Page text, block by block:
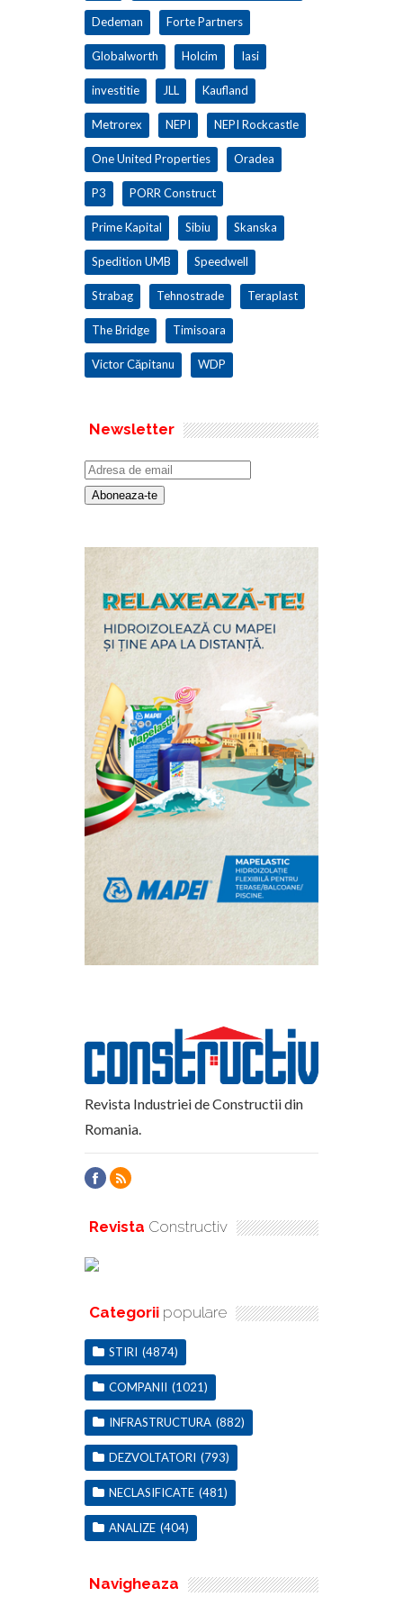
Dedeman Forte Partners
Globalworth Holcim Iasi
investitie JLL Kaufland
Metrorex NEPI NEPI Rockcastle
One United Properties Oradea
P3 PORR Construct
Prime Kapital Sibiu Skanska
Spedition UMB Speedwell
Strabag Tehnostrade Teraplast
The Bridge Timisoara
Victor Căpitanu WDP
Newsletter
Revista Industriei de Constructii din
Romania.
Revista Constructiv
Categorii populare
STIRI (4874)
COMPANII (1021)
INFRASTRUCTURA (882)
DEZVOLTATORI (793)
NECLASIFICATE (481)
ANALIZE (404)
Navigheaza